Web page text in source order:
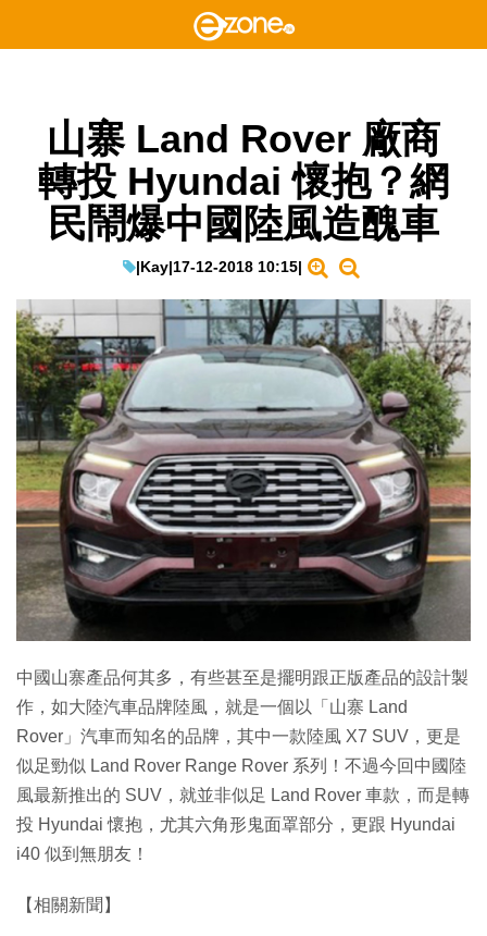
山寨 Land Rover 廠商
轉投 Hyundai 懷抱？網
民鬧爆中國陸風造醜車
|Kay|17-12-2018 10:15|
中國山寨產品何其多，有些甚至是擺明跟正版產品的設計製
作，如大陸汽車品牌陸風，就是一個以「山寨 Land
Rover」汽車而知名的品牌，其中一款陸風 X7 SUV，更是
似足勁似 Land Rover Range Rover 系列！不過今回中國陸
風最新推出的 SUV，就並非似足 Land Rover 車款，而是轉
投 Hyundai 懷抱，尤其六角形鬼面罩部分，更跟 Hyundai
i40 似到無朋友！
【相關新聞】